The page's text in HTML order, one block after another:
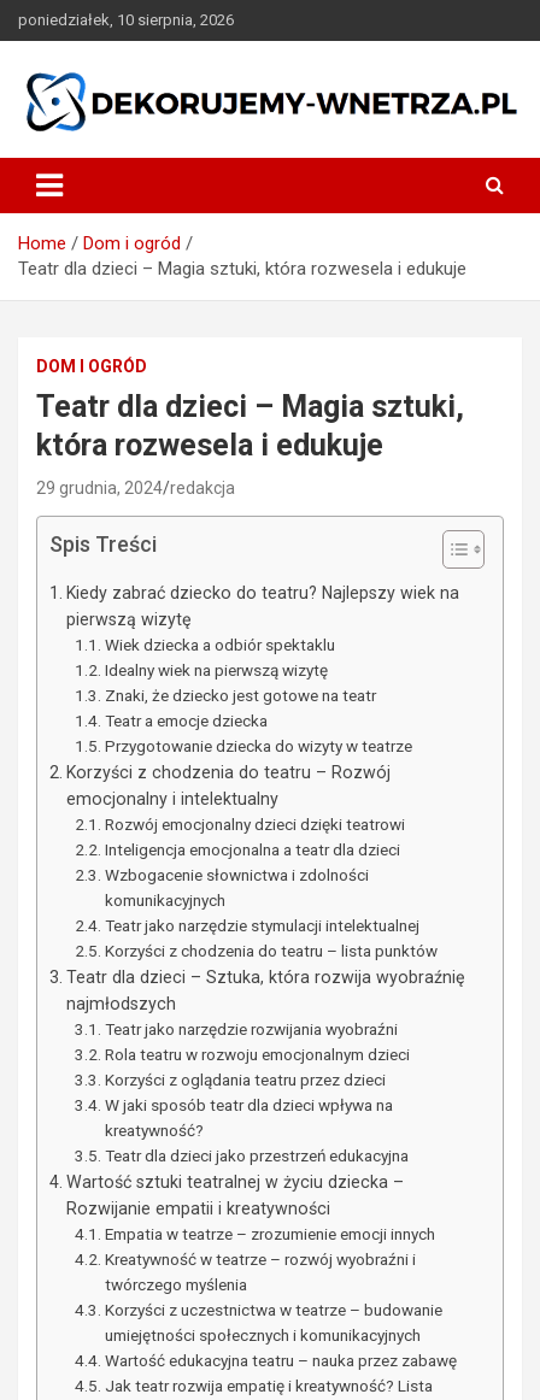
to
poniedziałek, 10 sierpnia, 2026
dekorujemy-wnetrza.pl
Home
Dom i ogród
Teatr dla dzieci – Magia sztuki, która rozwesela i edukuje
DOM I OGRÓD
Teatr dla dzieci – Magia sztuki,
która rozwesela i edukuje
29 grudnia, 2024 redakcja
Spis Treści
Kiedy zabrać dziecko do teatru? Najlepszy wiek na
pierwszą wizytę
Wiek dziecka a odbiór spektaklu
Idealny wiek na pierwszą wizytę
Znaki, że dziecko jest gotowe na teatr
Teatr a emocje dziecka
Przygotowanie dziecka do wizyty w teatrze
Korzyści z chodzenia do teatru – Rozwój
emocjonalny i intelektualny
Rozwój emocjonalny dzieci dzięki teatrowi
Inteligencja emocjonalna a teatr dla dzieci
Wzbogacenie słownictwa i zdolności
komunikacyjnych
Teatr jako narzędzie stymulacji intelektualnej
Korzyści z chodzenia do teatru – lista punktów
Teatr dla dzieci – Sztuka, która rozwija wyobraźnię
najmłodszych
Teatr jako narzędzie rozwijania wyobraźni
Rola teatru w rozwoju emocjonalnym dzieci
Korzyści z oglądania teatru przez dzieci
W jaki sposób teatr dla dzieci wpływa na
kreatywność?
Teatr dla dzieci jako przestrzeń edukacyjna
Wartość sztuki teatralnej w życiu dziecka –
Rozwijanie empatii i kreatywności
Empatia w teatrze – zrozumienie emocji innych
Kreatywność w teatrze – rozwój wyobraźni i
twórczego myślenia
Korzyści z uczestnictwa w teatrze – budowanie
umiejętności społecznych i komunikacyjnych
Wartość edukacyjna teatru – nauka przez zabawę
Jak teatr rozwija empatię i kreatywność? Lista